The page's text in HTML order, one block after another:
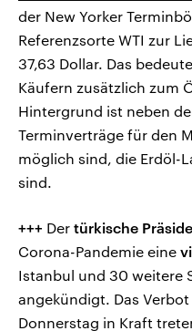
der New Yorker
Referenzsorte WTI zur
37,63 Dollar. Das
Käufern zusätzlich zum
Hintergrund ist neben
Terminverträge für den
möglich sind, die Erdöl-
sind.
+++ Der türkische
Corona-Pandemie eine
Istanbul und 30 weitere
angekündigt. Das
Donnerstag in Kraft